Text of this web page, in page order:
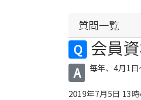
質問一覧
Q 会員
A 毎年、4月1日
2019年7月5日 13